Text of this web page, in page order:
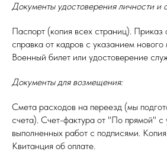
Документы удостоверения личности и
Паспорт (копия всех страниц). Приказ
справка от кадров с указанием
Военный билет или удостоверение
Документы для возмещения:
Смета расходов на переезд (мы
счета). Счет-фактура от "По прямой" с
выполненных работ с подписями.
Квитанция об оплате.